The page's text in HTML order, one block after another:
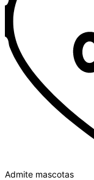
Admite mascotas